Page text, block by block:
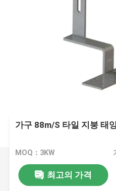
가구 88m/S 타일 지붕 태
MOQ：3KW
최고의 가격